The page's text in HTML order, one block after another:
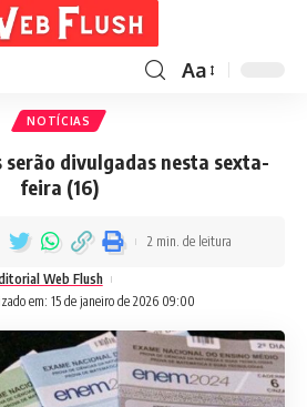
Aa
NOTÍCIAS
divulgadas nesta sexta-
feira (16)
em: 15 de janeiro de 2026 09:00
Web Flush
2 min. de leitura